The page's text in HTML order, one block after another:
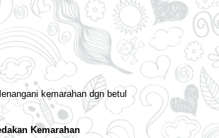
kemarahan dgn betul
Kemarahan